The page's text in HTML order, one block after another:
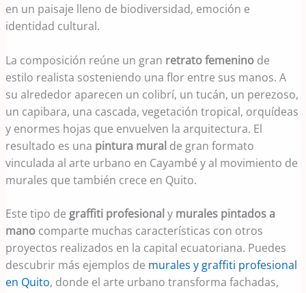
en un paisaje lleno de biodiversidad, emoción e
identidad cultural.
La composición reúne un gran retrato femenino de
estilo realista sosteniendo una flor entre sus manos. A
su alrededor aparecen un colibrí, un tucán, un perezoso,
un capibara, una cascada, vegetación tropical, orquídeas
y enormes hojas que envuelven la arquitectura. El
resultado es una pintura mural de gran formato
vinculada al arte urbano en Cayambé y al movimiento de
murales que también crece en Quito.
Este tipo degraffiti profesionaly murales pintados a
mano comparte muchas características con otros
proyectos realizados en la capital ecuatoriana. Puedes
descubrir más ejemplos de murales y graffiti profesional
en Quito, donde el arte urbano transforma fachadas,